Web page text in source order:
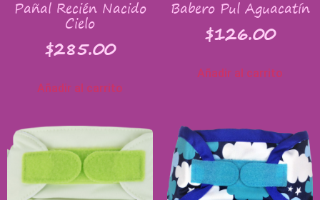
Pañal Recién Nacido
Cielo
$285.00
Añadir al carrito
Babero Pul Aguacatín
$126.00
Añadir al carrito